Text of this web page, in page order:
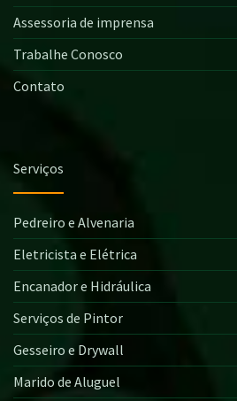
Assessoria de imprensa
Trabalhe Conosco
Contato
Serviços
Pedreiro e Alvenaria
Eletricista e Elétrica
Encanador e Hidráulica
Serviços de Pintor
Gesseiro e Drywall
Marido de Aluguel